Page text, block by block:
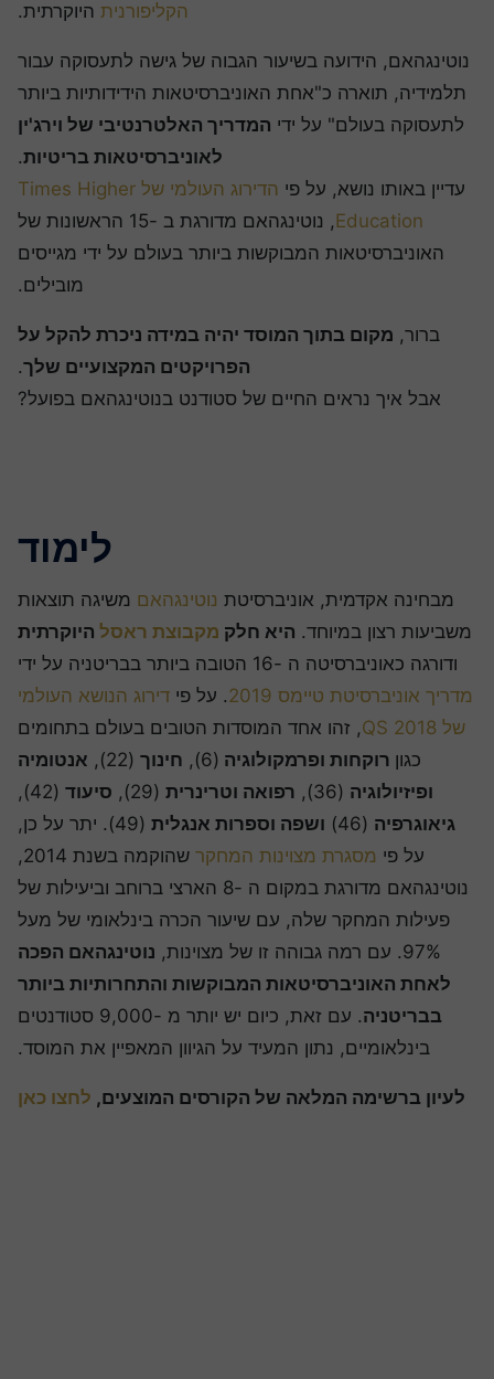
הקליפורניתהיוקרתית.
הידועה בשיעור הגבוה של גישה לתעסוקה עבור
תלמידיה, תוארה כ"אחת האוניברסיטאות הידידותיות ביותר
לתעסוקה בעולם" על ידי המדריך האלטרנטיבי של וירג'ין
לאוניברסיטאות בריטיות.
עדיין באותו נושא, על פי
הדירוג העולמי של Times Higher
Education
, נוטינגהאם מדורגת ב -15 הראשונות של
האוניברסיטאות המבוקשות ביותר בעולם על ידי מגייסים
מובילים.
ברור,מקום בתוך המוסד יהיה במידה ניכרת להקל על
הפרויקטים המקצועיים שלך.
אבל איך נראים החיים של סטודנט בנוטינגהאם בפועל?
לימוד
מבחינה אקדמית, אוניברסיטתנוטינגהאםמשיגה תוצאות
רצון במיוחד.היא חלקמקבוצת ראסלהיוקרתית
ודורגה כאוניברסיטה ה -16 הטובה ביותר בבריטניה על ידי
אוניברסיטת טיימס 2019
. על פי דירוג הנושא העולמי
של QS 2018
, זהו אחד המוסדות הטובים בעולם בתחומים
רוקחות ופרמקולוגיה(6), חינוך(22),
אנטומיה
ופיזיולוגיה(36), רפואה וטרינרית(29), סיעוד(42),
גיאוגרפיה(46) ושפה וספרות אנגלית
(49). יתר על כן,
על פי מסגרת מצוינות המחקר
שהוקמה בשנת 2014,
נוטינגהאם מדורגת במקום ה -8 הארצי ברוחב וביעילות של
פעילות המחקר שלה, עם שיעור הכרה בינלאומי של מעל
97%. עם רמה גבוהה זו של מצוינות,
נוטינגהאם הפכה
לאחת האוניברסיטאות המבוקשות והתחרותיות ביותר
בבריטניה
. עם זאת, כיום יש יותר מ -9,000 סטודנטים
בינלאומיים, נתון המעיד על הגיוון המאפיין את המוסד.
לעיון ברשימה המלאה של הקורסים המוצעים,לחצו כאן